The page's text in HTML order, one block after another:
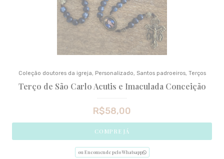
Coleção doutores da igreja, Personalizado, Santos padroeiros, Terços
Terço de São Carlo Acutis e Imaculada Conceição
R$58,00
COMPRE JÁ
ou Encomende pelo Whatsapp